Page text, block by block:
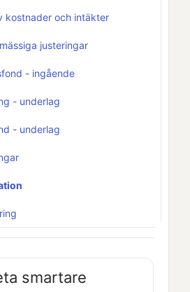
kostnader och intäkter
justeringar
- ingående
- underlag
- underlag
smartare